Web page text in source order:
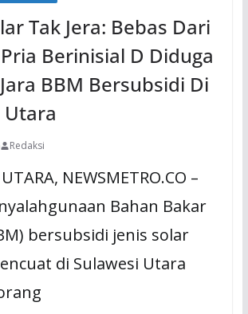
Tak Jera: Bebas Dari
Berinisial D Diduga
BBM Bersubsidi Di
Utara
Redaksi
NEWSMETRO.CO –
Bahan Bakar
bersubsidi jenis solar
di Sulawesi Utara